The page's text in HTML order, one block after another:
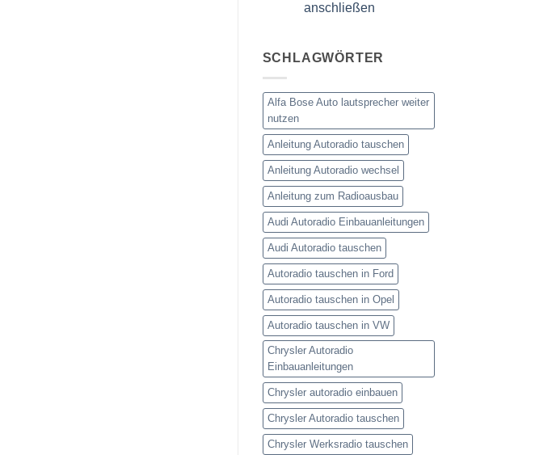
V
anschließen
Ford
SCHLAGWÖRTER
Alfa Bose Auto lautsprecher weiter
nutzen
Anleitung Autoradio tauschen
Anleitung Autoradio wechsel
Anleitung zum Radioausbau
Audi Autoradio Einbauanleitungen
Audi Autoradio tauschen
Autoradio tauschen in Ford
Autoradio tauschen in Opel
Autoradio tauschen in VW
Chrysler Autoradio
Einbauanleitungen
Chrysler autoradio einbauen
Chrysler Autoradio tauschen
Chrysler Werksradio tauschen